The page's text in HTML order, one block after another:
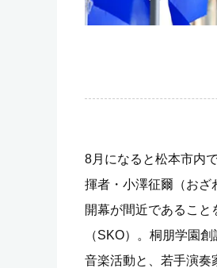
8月になると松本市内
揮者・小澤征爾（おざ
開幕が間近であるこ
（SKO）。桐朋学園
音楽活動と、若手演奏